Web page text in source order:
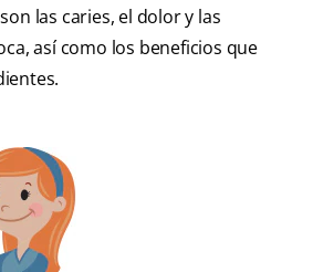
las caries, el dolor y las
así como los beneficios que